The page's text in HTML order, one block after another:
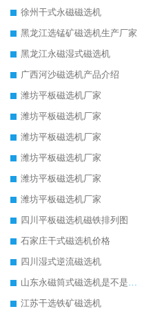
徐州干式永磁磁选机
黑龙江选锰矿磁选机生产厂家
黑龙江永磁湿式磁选机
广西河沙磁选机产品介绍
潍坊平板磁选机厂家
潍坊平板磁选机厂家
潍坊平板磁选机厂家
潍坊平板磁选机厂家
潍坊平板磁选机厂家
潍坊平板磁选机厂家
四川平板磁选机磁铁排列图
石家庄干式磁选机价格
四川湿式逆流磁选机
山东永磁筒式磁选机是不是强磁
江苏干选铁矿磁选机